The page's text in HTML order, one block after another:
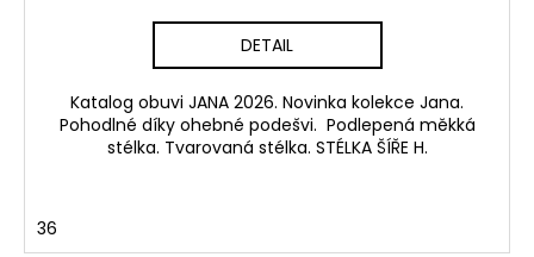
DETAIL
Katalog obuvi JANA 2026. Novinka kolekce Jana.
Pohodlné díky ohebné podešvi. Podlepená měkká
stélka. Tvarovaná stélka. STÉLKA ŠÍŘE H.
36